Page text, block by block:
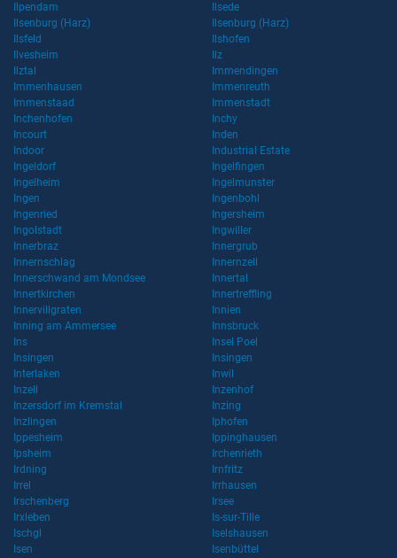
Ilpendam
Ilsede
Ilsenburg (Harz)
Ilsenburg (Harz)
Ilsfeld
Ilshofen
Ilvesheim
Ilz
Ilztal
Immendingen
Immenhausen
Immenreuth
Immenstaad
Immenstadt
Inchenhofen
Inchy
Incourt
Inden
Indoor
Industrial Estate
Ingeldorf
Ingelfingen
Ingelheim
Ingelmunster
Ingen
Ingenbohl
Ingenried
Ingersheim
Ingolstadt
Ingwiller
Innerbraz
Innergrub
Innernschlag
Innernzell
Innerschwand am Mondsee
Innertal
Innertkirchen
Innertreffling
Innervillgraten
Innien
Inning am Ammersee
Innsbruck
Ins
Insel Poel
Insingen
Insingen
Interlaken
Inwil
Inzell
Inzenhof
Inzersdorf im Kremstal
Inzing
Inzlingen
Iphofen
Ippesheim
Ippinghausen
Ipsheim
Irchenrieth
Irdning
Irnfritz
Irrel
Irrhausen
Irschenberg
Irsee
Irxleben
Is-sur-Tille
Ischgl
Iselshausen
Isen
Isenbüttel